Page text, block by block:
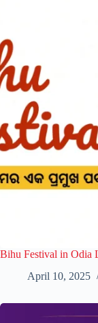
Bihu Festival in Odia
April 10, 2025